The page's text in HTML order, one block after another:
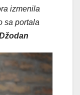
izmenila
sa portala